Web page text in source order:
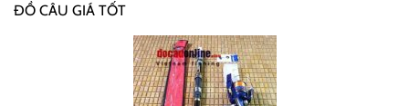
ĐỒ CÂU GIÁ TỐT